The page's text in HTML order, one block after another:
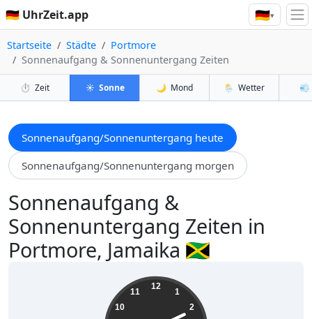
🇩🇪 UhrZeit.app 🇩🇪▾
Startseite Städte
Portmore
Sonnenaufgang & Sonnenuntergang Zeiten
⏱️ Zeit ☀️ Sonne 🌙 Mond 🌦️ Wetter 💨
Sonnenaufgang/Sonnenuntergang heute
Sonnenaufgang/Sonnenuntergang morgen
Sonnenaufgang &
Sonnenuntergang Zeiten in
Portmore, Jamaika 🇯🇲
12
1
2
10
11